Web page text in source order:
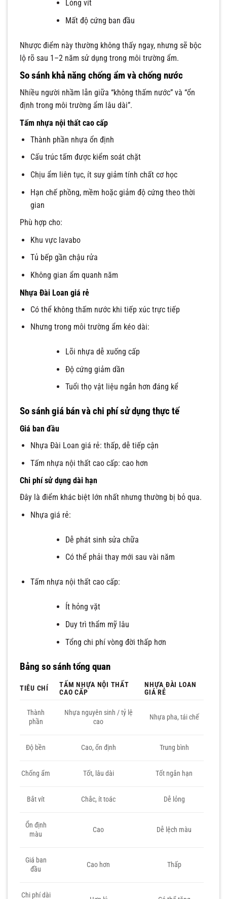
Lỏng vít
Mất độ cứng ban đầu
Nhược điểm này thường không thấy ngay, nhưng sẽ bộc
lộ rõ sau 1–2 năm sử dụng trong môi trường ẩm.
So sánh khả năng chống ẩm và chống nước
Nhiều người nhầm lẫn giữa “không thấm nước” và “ổn
định trong môi trường ẩm lâu dài”.
Tấm nhựa nội thất cao cấp
Thành phần nhựa ổn định
Cấu trúc tấm được kiểm soát chặt
Chịu ẩm liên tục, ít suy giảm tính chất cơ học
Hạn chế phồng, mềm hoặc giảm độ cứng theo thời
gian
Phù hợp cho:
Khu vực lavabo
Tủ bếp gần chậu rửa
Không gian ẩm quanh năm
Nhựa Đài Loan giá rẻ
Có thể không thấm nước khi tiếp xúc trực tiếp
Nhưng trong môi trường ẩm kéo dài:
Lõi nhựa dễ xuống cấp
Độ cứng giảm dần
Tuổi thọ vật liệu ngắn hơn đáng kể
So sánh giá bán và chi phí sử dụng thực tế
Giá ban đầu
Nhựa Đài Loan giá rẻ: thấp, dễ tiếp cận
Tấm nhựa nội thất cao cấp: cao hơn
Chi phí sử dụng dài hạn
Đây là điểm khác biệt lớn nhất nhưng thường bị bỏ qua.
Nhựa giá rẻ:
Dễ phát sinh sửa chữa
Có thể phải thay mới sau vài năm
Tấm nhựa nội thất cao cấp:
Ít hỏng vặt
Duy trì thẩm mỹ lâu
Tổng chi phí vòng đời thấp hơn
Bảng so sánh tổng quan
TIÊU CHÍ
TẤM NHỰA NỘI THẤT
CAO CẤP
NHỰA ĐÀI LOAN
GIÁ RẺ
Thành
phần
Nhựa nguyên sinh / tỷ lệ
cao
Nhựa pha, tái chế
Độ bền Cao, ổn định Trung bình
Chống ẩm Tốt, lâu dài Tốt ngắn hạn
Bắt vít Chắc, ít toác Dễ lỏng
Ổn định
màu
Cao Dễ lệch màu
Giá ban
đầu
Cao hơn Thấp
Chi phí dài